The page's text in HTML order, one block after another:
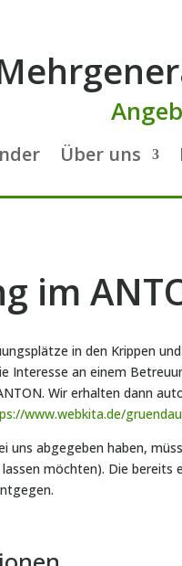
Über uns
im
in den Krippen
Interesse an einem
Wir erhalten dann
www.webkita.de/
uns abgegeben haben,
möchten). Die